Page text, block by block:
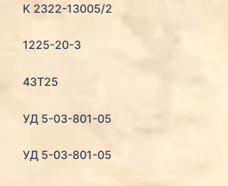
К 2322-13005/2
1225-20-3
43Т25
УД 5-03-801-05
УД 5-03-801-05